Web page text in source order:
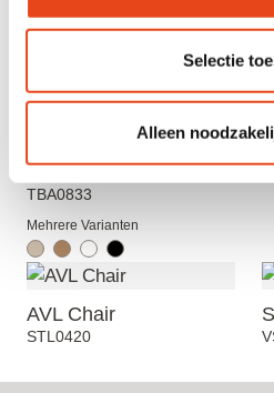
Selectie
Alleen
Siehe auch
Schreibtisch
TBA0833
Mehrere Varianten
AVL Chair
STL0420